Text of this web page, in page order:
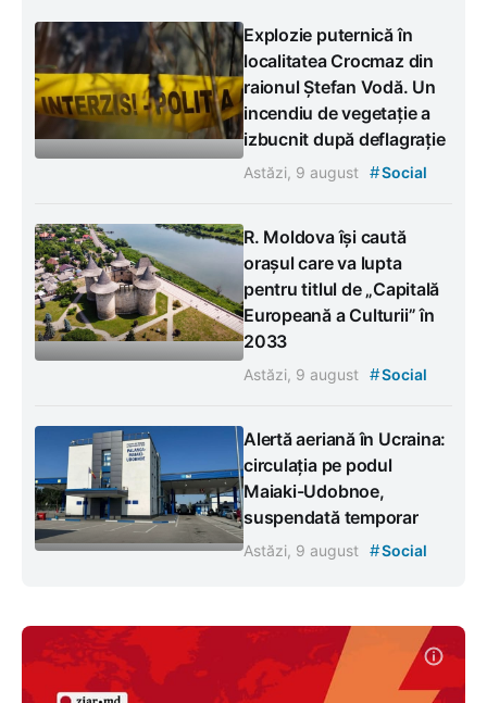
Explozie puternică în
localitatea Crocmaz din
raionul Ștefan Vodă. Un
incendiu de vegetație a
izbucnit după deflagrație
Astăzi, 9 august #Social
R. Moldova își caută
orașul care va lupta
pentru titlul de „Capitală
Europeană a Culturii” în
2033
Astăzi, 9 august #Social
Alertă aeriană în Ucraina:
circulația pe podul
Maiaki-Udobnoe,
suspendată temporar
Astăzi, 9 august #Social